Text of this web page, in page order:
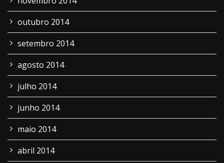
outubro 2014
setembro 2014
agosto 2014
julho 2014
junho 2014
maio 2014
abril 2014